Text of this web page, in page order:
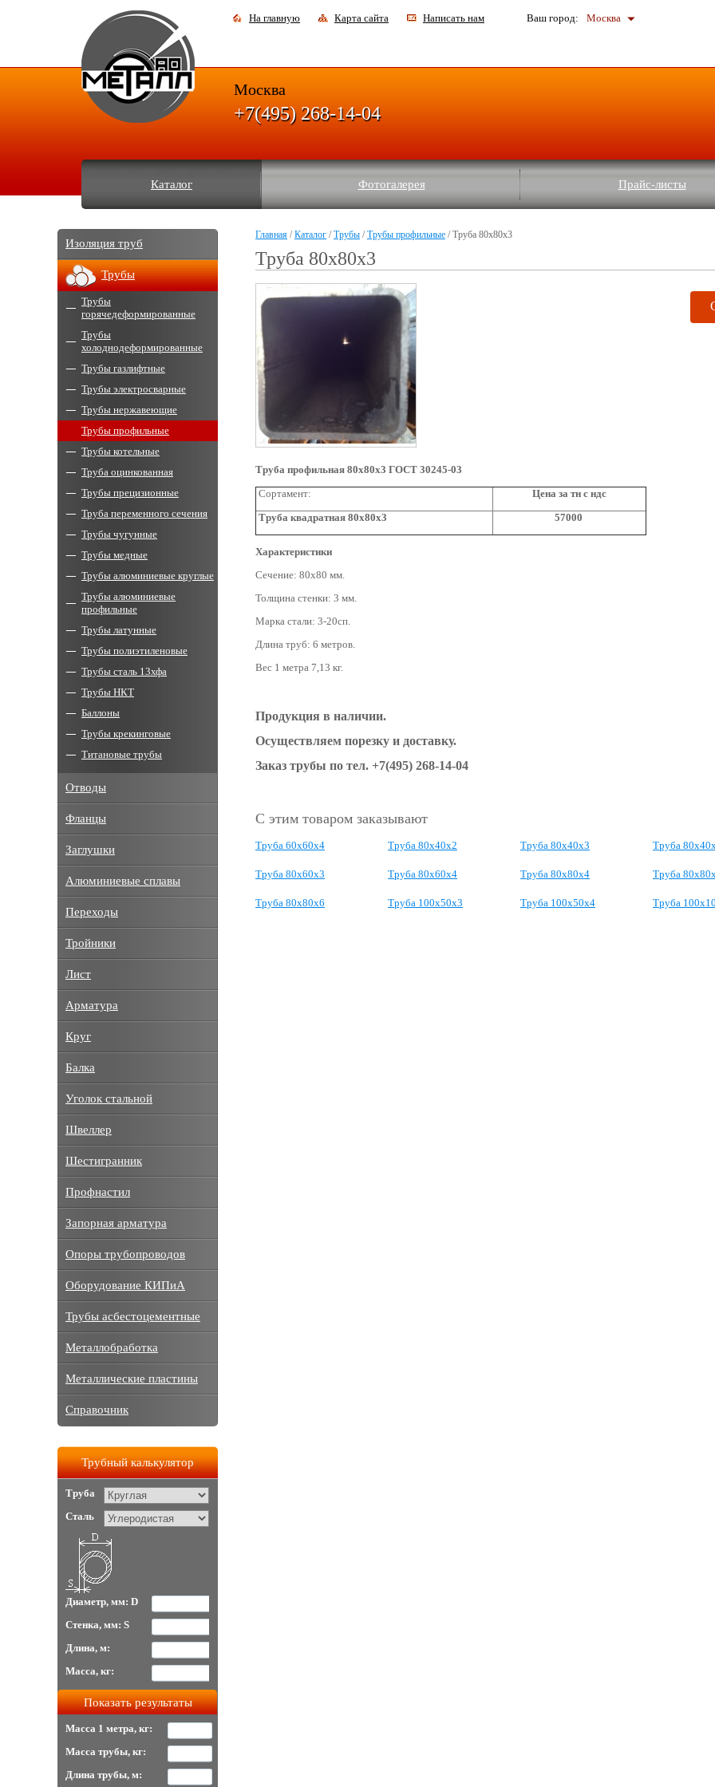
На главную Карта сайта Написать нам Ваш город: Москва
Каталог Фотогалерея Прайс-листы
Москва
+7(495) 268-14-04
Главная /Каталог /Трубы /Трубы профильные / Труба 80х80х3
Труба 80х80х3
Труба профильная 80х80х3 ГОСТ 30245-03
Сортамент:
Цена за тн с ндс
Труба квадратная 80х80х3
57000
Характеристики
Сечение: 80х80 мм.
Толщина стенки: 3 мм.
Марка стали: 3-20сп.
Длина труб: 6 метров.
Вес 1 метра 7,13 кг.
Продукция в наличии.
Осуществляем порезку и доставку.
Заказ трубы по тел. +7(495) 268-14-04
С этим товаром заказывают
Труба 60х60х4 Труба 80х40х2 Труба 80х40х3 Труба
Труба 80х60х3 Труба 80х60х4 Труба 80х80х4 Труба
Труба 80х80х6 Труба 100х50х3 Труба 100х50х4 Труба
Изоляция труб
Трубы
Трубы
горячедеформированные
Трубы
холоднодеформированные
Трубы газлифтные
Трубы электросварные
Трубы нержавеющие
Трубы профильные
Трубы котельные
Труба оцинкованная
Трубы прецизионные
Труба переменного сечения
Трубы чугунные
Трубы медные
Трубы алюминиевые круглые
Трубы алюминиевые
профильные
Трубы латунные
Трубы полиэтиленовые
Трубы сталь 13хфа
Трубы НКТ
Баллоны
Трубы крекинговые
Титановые трубы
Отводы
Фланцы
Заглушки
Алюминиевые сплавы
Переходы
Тройники
Лист
Арматура
Круг
Балка
Уголок стальной
Швеллер
Шестигранник
Профнастил
Запорная арматура
Опоры трубопроводов
Оборудование КИПиА
Трубы асбестоцементные
Металлобработка
Металлические пластины
Справочник
Трубный калькулятор
Труба
Сталь
Диаметр, мм: D
Стенка, мм: S
Длина, м:
Масса, кг:
Масса 1 метра, кг:
Масса трубы, кг:
Длина трубы, м: